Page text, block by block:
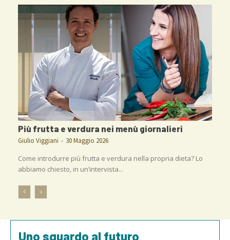
Più frutta e verdura nei menù giornalieri
Giulio Viggiani - 30 Maggio 2026
Come introdurre più frutta e verdura nella propria dieta? Lo
abbiamo chiesto, in un’intervista...
Uno sguardo al futuro